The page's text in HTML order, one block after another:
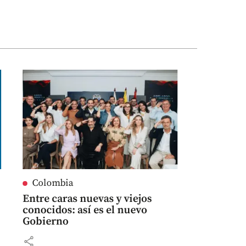
Colombia
Entre caras nuevas y viejos
conocidos: así es el nuevo
Gobierno
share